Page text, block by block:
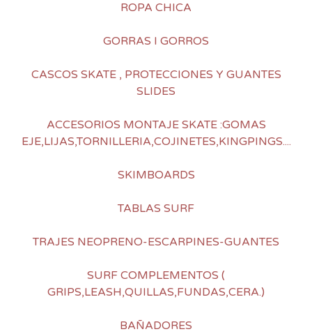
ROPA CHICA
GORRAS I GORROS
CASCOS SKATE , PROTECCIONES Y GUANTES
SLIDES
ACCESORIOS MONTAJE SKATE :GOMAS
EJE,LIJAS,TORNILLERIA,COJINETES,KINGPINGS....
SKIMBOARDS
TABLAS SURF
TRAJES NEOPRENO-ESCARPINES-GUANTES
SURF COMPLEMENTOS (
GRIPS,LEASH,QUILLAS,FUNDAS,CERA.)
BAÑADORES